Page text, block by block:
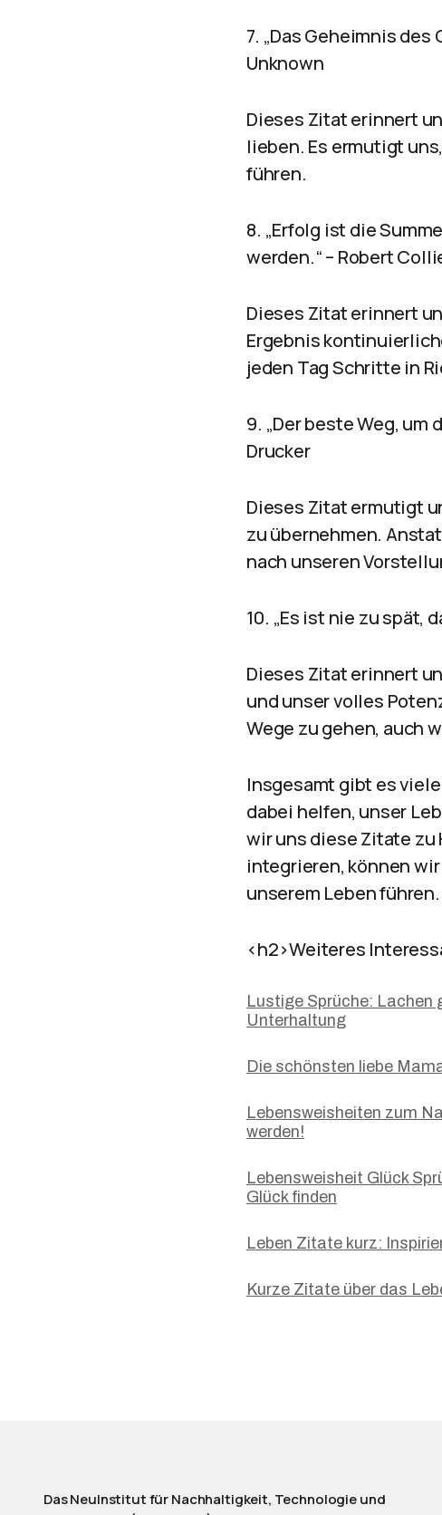
7. „Das Geheimnis
Unknown
Dieses Zitat erinnert
lieben. Es ermutigt
führen.
8. „Erfolg ist die
werden.“ – Robert
Dieses Zitat erinnert
Ergebnis
jeden Tag Schritte in
9. „Der beste Weg,
Drucker
Dieses Zitat ermutigt
zu übernehmen.
nach unseren
10. „Es ist nie zu spät,
Dieses Zitat erinnert
und unser volles
Wege zu gehen, auch
Insgesamt gibt es
dabei helfen, unser
wir uns diese Zitate zu
integrieren, können
unserem Leben führen.
<h2>Weiteres
Lustige Sprüche:
Unterhaltung
Die schönsten liebe
Lebensweisheiten zum
werden!
Lebensweisheit Glück
Glück finden
Leben Zitate kurz:
Kurze Zitate über das
Das NeuInstitut für Nachhaltigkeit, Technologie und